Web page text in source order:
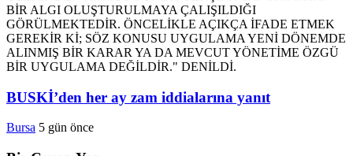
BUSKİ’den her ay zam iddialarına yanıt
Bursa 5 gün önce